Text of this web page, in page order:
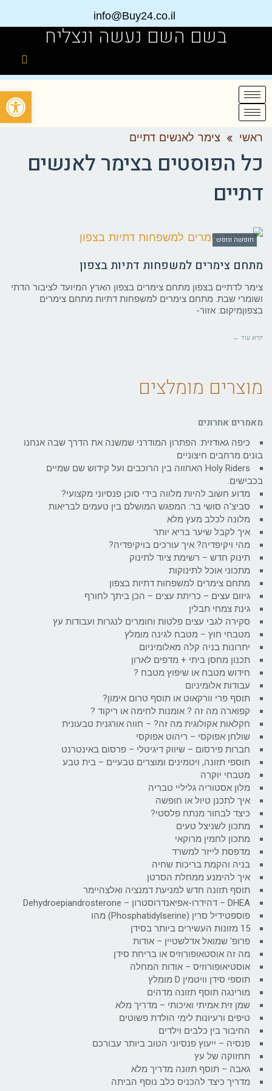
info@Buy24.co.il
בשם השם נעשה ונצליח
ראשי » צימר לאנשים דתיים
כל הפוסטים בצימר לאנשים
דתיים
חופשה ונופש
מתחם צימרים למשפחות דתיות בצפון
צימר לדתיים בצפון מתחם צימרים בצפון הארץ המיועד לציבור הדתי
ושומרי שבת. מתחם צימרים למשפחות דתיות מתחם צימרים
בצפוןמיקום: אזור-
קרא עוד ←
מוצרים מומלצים
מאמרים אחרונים
כיפה גאודזית: הפתרון המודרני שמשנה את הדרך שבה אנחנו
בונים מרחבים חיצוניים
Holy Riders האחווה בין הרוכבים ועל קידוש שם שמיים
בכבישים.
מדוע חשוב להיות מלווה בידי סוכן פנסיוני מקצועי?
סביצ'ה סושי בר: המפגש המושלם בין טעמים לבריאות
מלונה לכלב מעץ מלא
איך לקבל שיער בריא יותר
מהי ויקיפדיה? איך עורכים בויקיפדיה?
תינוק חדש – רשימת ציוד לתינוק
מתכוני אוכל לתינוקות
מתחם צימרים למשפחות דתיות בצפון
גיזום עצים – כריתת עצים – הכן ביתך לחורף
גינת צמחי תבלין
סקירה לגבי עצים פלטות וחומרים לנגרות ועבודות עץ
מטבחי חוץ – מטבח לגינה מומלץ
יתרונות בניה קלה מאלומיניום
תכנון מחסן ביתי + מדפים לארון
חידוש מטבח או שיפוץ מטבח ?
עבודות אלומיניום
תוסף פרי וורקאוט או תוסף טרום אימון?
קפוארה מה זה ? אומנות לחימה או ריקוד ?
חקלאות אקולוגית מה זה? – חווה אורגנית טבעונית
שולחן אפוקסי – ריהוט אפוקסי
חברות פירסום – שיווק דיגיטלי – פרסום באינטרנט
תוספי תזונה, ויטמינים ומוצרים טבעיים – בית טבע
מטבחי יוקרה
מלון אסטוריה גליליי טבריה
איך לתכנן טיול או חופשה
כיצד לבחור מנתח פלסטי?
מתכון לשניצל טעים
מתכון לחמין מרוקאי
מדפסת לייזר למשרד
בניה והקמת בריכות שחיה
איך להימנע ממחלת הסרטן
תוסף תזונה חדש למניעת דמנציה ואלצהיימר
DHEA – דהידרו-אפיאנדרוסטרון – Dehydroepiandrosterone
פוספטידיל סרין (Phosphatidylserine) מהו
15 מזונות העשירים ביותר בסידן
פרופ' שמואל אדלשטיין – אודות
מה זה אוסטאופורוזיס או בריחת סידן
אוסטיאופורוזיס – אודות המחלה
תוספי סידן וויטמין D מומלץ
מורינגה תוסף תזונה מדהים
שמן זית אמיתי ואיכותי – מדריך מלא
טיפים ורעיונות לימי הולדת פשוטים
החיבור בין כלבים וילדים
פנסיה – ייעוץ פנסיוני הטוב ביותר עבורכם
תחזוקה של עץ
גאבה – תוסף תזונה מדריך מלא
מדריך כיצד להכניס כלב נוסף הביתה